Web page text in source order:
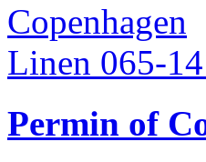
Permin of